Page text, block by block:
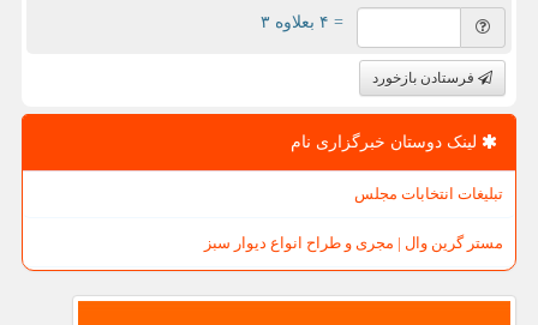
= ۴ بعلاوه ۳
فرستادن بازخورد
لینک دوستان خبرگزاری نام
تبلیغات انتخابات مجلس
مستر گرین وال | مجری و طراح انواع دیوار سبز